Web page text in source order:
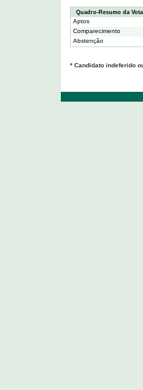
Quadro-Resumo da
Aptos
Comparecimento
Abstenção
* Candidato indeferido